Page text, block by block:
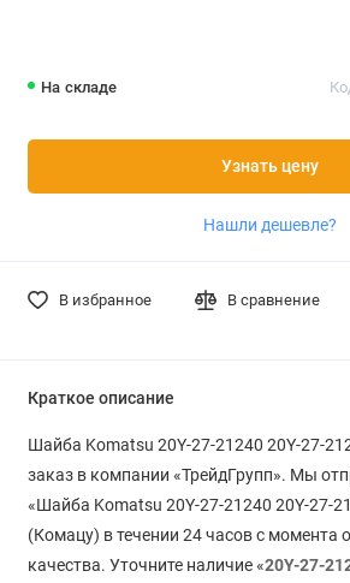
На складе
Узнать цену
Нашли дешевле?
В избранное В сравнение
Краткое описание
Шайба Komatsu 20Y-27-21240 20Y-27-
заказ в компании «ТрейдГрупп». Мы
«Шайба Komatsu 20Y-27-21240 20Y-27-
(Комацу) в течении 24 часов с момента
качества. Уточните наличие «20Y-27-